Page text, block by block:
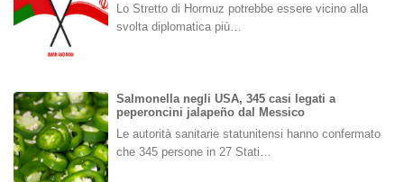
Lo Stretto di Hormuz potrebbe essere vicino alla
svolta diplomatica più…
Salmonella negli USA, 345 casi legati a
peperoncini jalapeño dal Messico
Le autorità sanitarie statunitensi hanno confermato
che 345 persone in 27 Stati…